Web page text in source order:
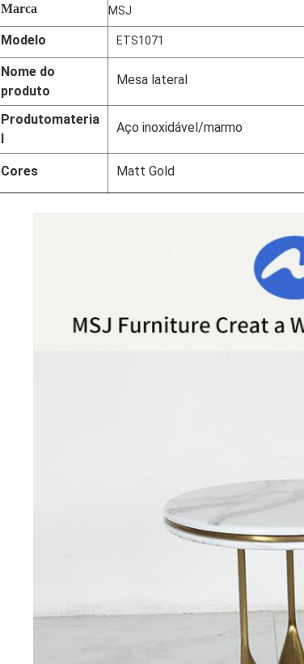
Marca MSJ
Modelo ETS1071
Nome do
produto
Mesa lateral
Produtomateria
Aço inoxidável/marmo
Cores Matt Gold